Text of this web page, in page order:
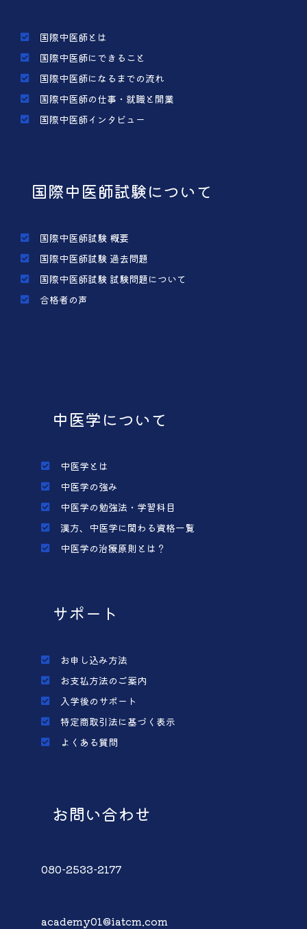
国際中医師とは
国際中医師にできること
国際中医師になるまでの流れ
国際中医師の仕事・就職と開業
国際中医師インタビュー
国際中医師試験について
国際中医師試験 概要
国際中医師試験 過去問題
国際中医師試験 試験問題について
合格者の声
中医学について
中医学とは
中医学の強み
中医学の勉強法・学習科目
漢方、中医学に関わる資格一覧
中医学の治療原則とは？
サポート
お申し込み方法
お支払方法のご案内
入学後のサポート
特定商取引法に基づく表示
よくある質問
お問い合わせ
080-2533-2177
academy01@iatcm.com